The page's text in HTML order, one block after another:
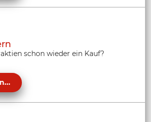
schon wieder ein Kauf?